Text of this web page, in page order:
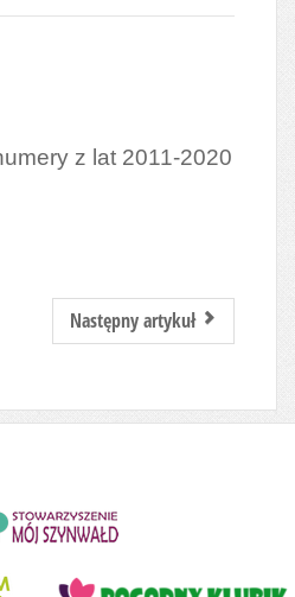
z lat 2011-2020
Następny artykuł